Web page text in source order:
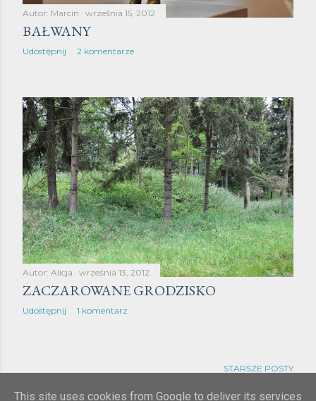
Autor: Marcin września 15, 2012
BAŁWANY
Udostępnij 2 komentarze
Autor: Alicja września 13, 2012
ZACZAROWANE GRODZISKO
Udostępnij 1 komentarz
STARSZE POSTY
This site uses cookies from Google to deliver its services